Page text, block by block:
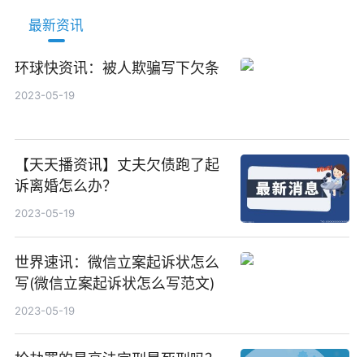
最新资讯
环球快资讯：被人欺骗写下欠条
2023-05-19
【天天播资讯】丈夫欠债跑了起
诉离婚怎么办？
2023-05-19
世界速讯：微信立案起诉状怎么
写(微信立案起诉状怎么写范文)
2023-05-19